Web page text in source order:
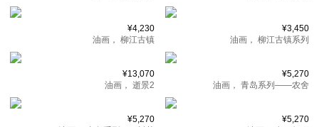
¥4,230
油画， 柳江古镇
¥3,450
油画， 柳江古镇系列
¥13,070
油画， 逝景2
¥5,270
油画， 青岛系列——农舍
¥5,270
¥5,270